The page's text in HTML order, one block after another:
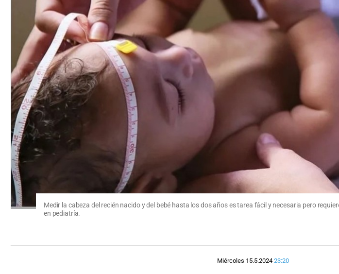
Medir la cabeza del recién nacido y del bebé hasta los dos años es tarea fácil y necesaria pero
en pediatría.
Miércoles 15.5.2024 23:20